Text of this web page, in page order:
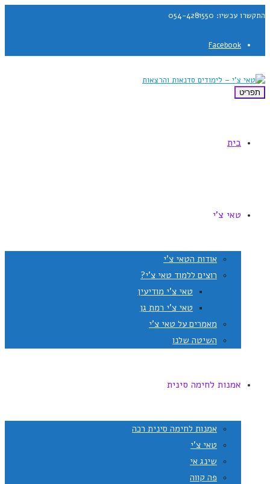
התקשרו עכשיו: 054-4281550
Facebook
תפריט
בית
טאי צ'י
אודות הטאי צ'י
רוצים ללמוד טאי צ'י?
טאי צ'י מודיעין
טאי צ'י רמת גן
מאמרים על טאי צ'י
השיטה שלנו
אמנות לחימה סינית
אמנות לחימה סינית רכה
טאי צ'י
שינג אי
פה קווה